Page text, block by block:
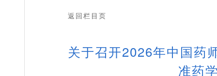
返回栏目页
关于召开2026年中国药
准药